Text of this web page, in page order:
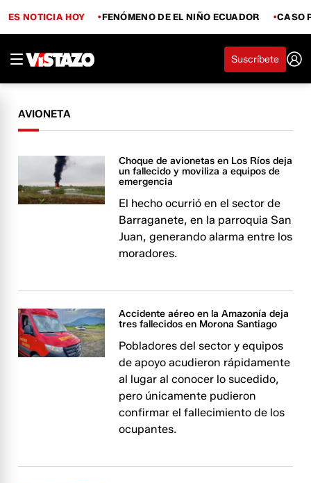
ES NOTICIA HOY FENÓMENO DE EL NIÑO ECUADOR CASO
Suscríbete
AVIONETA
Choque de avionetas en Los Ríos deja
un fallecido y moviliza a equipos de
emergencia
El hecho ocurrió en el sector de
Barraganete, en la parroquia San
Juan, generando alarma entre los
moradores.
Accidente aéreo en la Amazonía deja
tres fallecidos en Morona Santiago
Pobladores del sector y equipos
de apoyo acudieron rápidamente
al lugar al conocer lo sucedido,
pero únicamente pudieron
confirmar el fallecimiento de los
ocupantes.